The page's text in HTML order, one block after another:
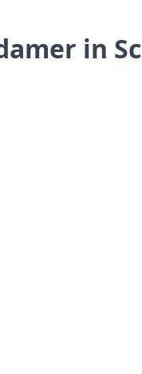
in